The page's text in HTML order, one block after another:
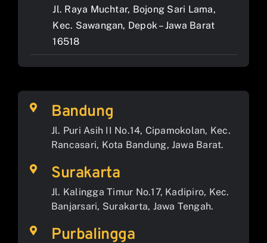
Jl. Raya Muchtar, Bojong Sari Lama,
Kec. Sawangan, Depok – Jawa Barat
16518
Bandung
Jl. Puri Asih II No.14, Cipamokolan, Kec.
Rancasari, Kota Bandung, Jawa Barat.
Surakarta
Jl. Kalingga Timur No.17, Kadipiro, Kec.
Banjarsari, Surakarta, Jawa Tengah.
Purbalingga